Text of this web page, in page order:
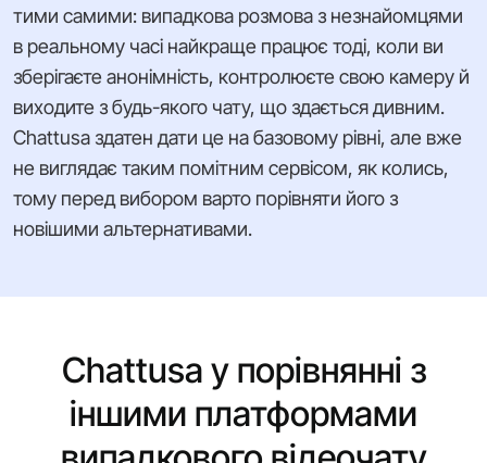
тими самими: випадкова розмова з незнайомцями
в реальному часі найкраще працює тоді, коли ви
зберігаєте анонімність, контролюєте свою камеру й
виходите з будь-якого чату, що здається дивним.
Chattusa здатен дати це на базовому рівні, але вже
не виглядає таким помітним сервісом, як колись,
тому перед вибором варто порівняти його з
новішими альтернативами.
Chattusa у порівнянні з
іншими платформами